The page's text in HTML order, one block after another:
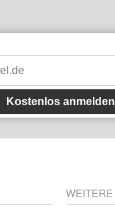
Kostenlos anmelden